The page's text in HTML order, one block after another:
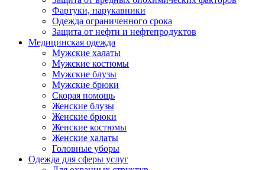
Фартуки, нарукавники
Одежда ограниченного срока
Защита от нефти и нефтепродуктов
Медицинская одежда
Мужские халаты
Мужские костюмы
Мужские блузы
Мужские брюки
Скорая помощь
Женские блузы
Женские брюки
Женские костюмы
Женские халаты
Головные уборы
Одежда для сферы услуг